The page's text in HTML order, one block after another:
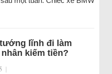
lĩnh đi làm
kiếm tiền?
|